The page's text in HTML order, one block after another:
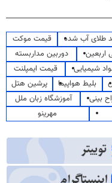
طلای آب شده
قیمت موکت
اربعین
دوربین مداربسته
شیمیایی
قیمت ایمپلنت
بلیط هواپیما
پرشین هتل
بینی
آموزشگاه زبان ملل
مهرینو